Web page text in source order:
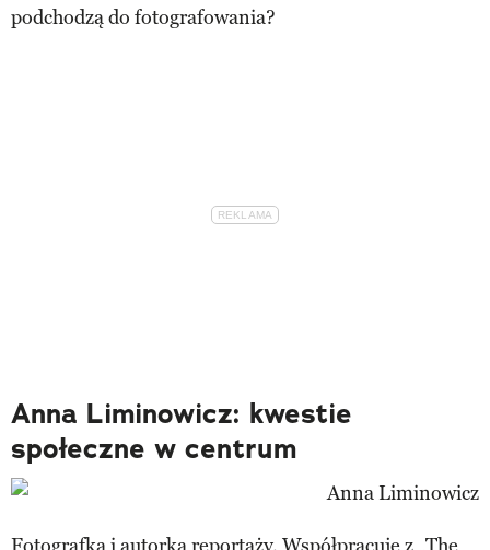
podchodzą do fotografowania?
Anna Liminowicz: kwestie
społeczne w centrum